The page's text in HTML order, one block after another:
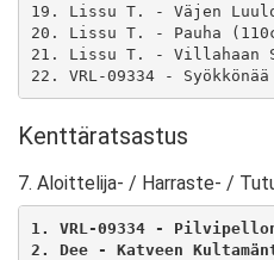
19. Lissu T. - Väjen
20. Lissu T. - Pauha
21. Lissu T. - Villahaan
22. VRL-09334 -
Kenttäratsastus
7. Aloittelija- / Harraste- /
1. VRL-09334 -
2. Dee - Katveen